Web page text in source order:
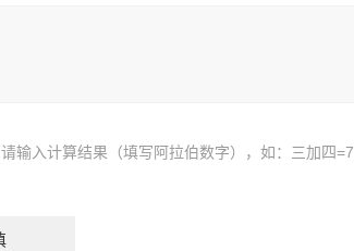
请输入计算结果（填写阿拉伯数字），如：三加四=7